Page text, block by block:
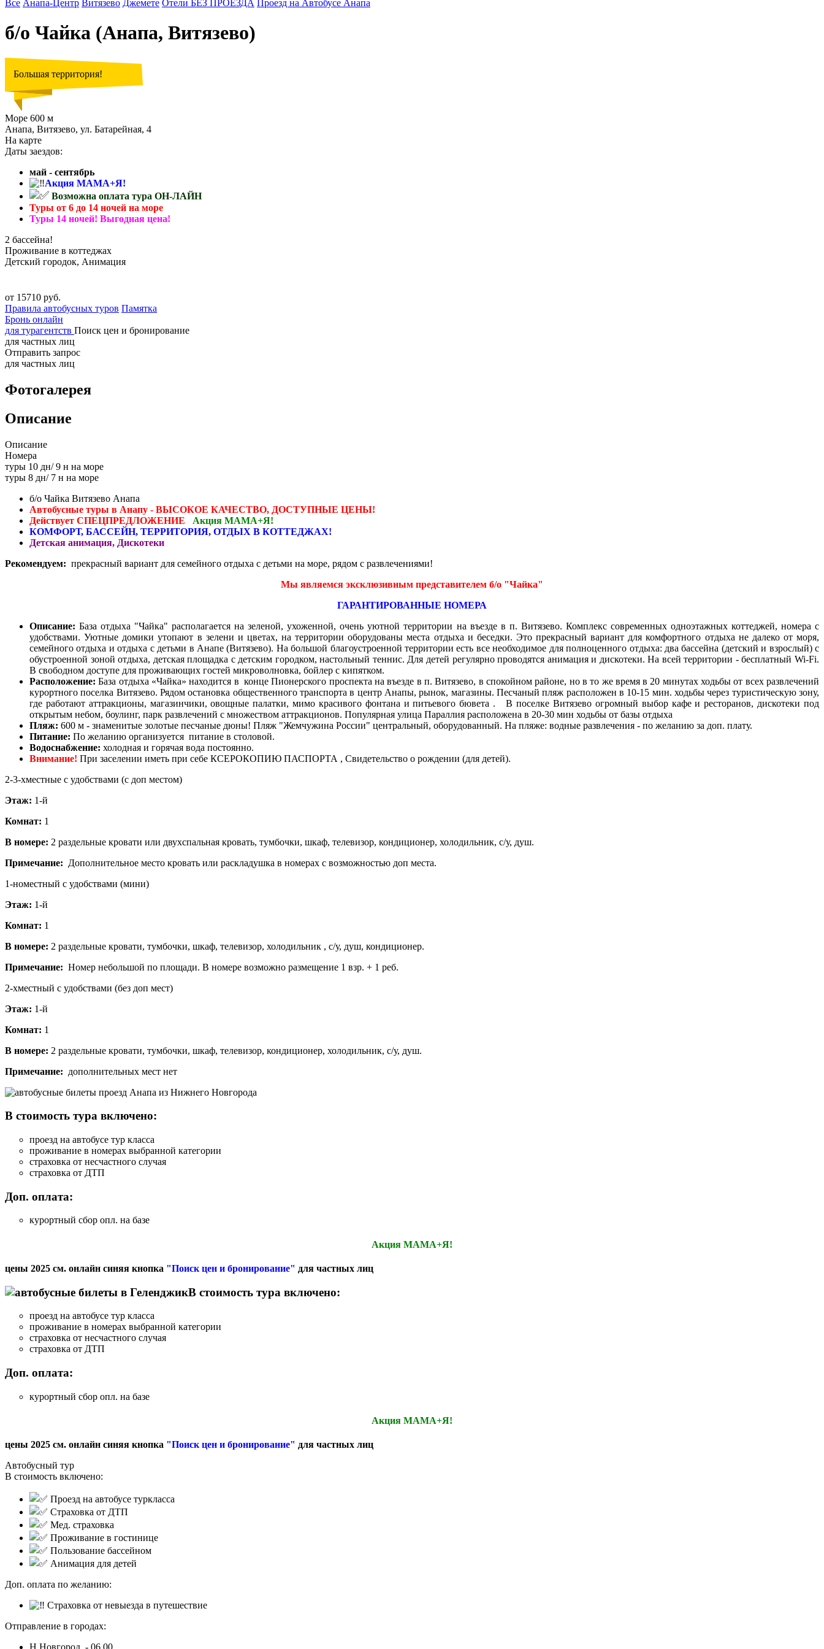
Все Анапа-Центр Витязево Джемете Отели БЕЗ ПРОЕЗДА Проезд на Автобусе Анапа
б/о Чайка (Анапа, Витязево)
Большая территория!
Море 600 м
Анапа, Витязево, ул. Батарейная, 4
На карте
Даты заездов:
май - сентябрь
Акция МАМА+Я!
Возможна оплата тура ОН-ЛАЙН
Туры от 6 до 14 ночей на море
Туры 14 ночей! Выгодная цена!
2 бассейна!
Проживание в коттеджах
Детский городок, Анимация
от 15710 руб.
Правила автобусных туров Памятка
Бронь онлайн
для турагентств Поиск цен и бронирование
для частных лиц
Отправить запрос
для частных лиц
Фотогалерея
Описание
Описание
Номера
туры 10 дн/ 9 н на море
туры 8 дн/ 7 н на море
б/о Чайка Витязево Анапа
Автобусные туры в Анапу - ВЫСОКОЕ КАЧЕСТВО, ДОСТУПНЫЕ ЦЕНЫ!
Действует СПЕЦПРЕДЛОЖЕНИЕ Акция МАМА+Я!
КОМФОРТ, БАССЕЙН, ТЕРРИТОРИЯ, ОТДЫХ В КОТТЕДЖАХ!
Детская анимация, Дискотеки
Рекомендуем: прекрасный вариант для семейного отдыха с детьми на море, рядом с развлечениями!
Мы являемся эксклюзивным представителем б/о "Чайка"
ГАРАНТИРОВАННЫЕ НОМЕРА
Описание: База отдыха "Чайка" располагается на зеленой, ухоженной, очень уютной территории на въезде в п. Витязево. Комплекс современных одноэтажных коттеджей, номера с
удобствами. Уютные домики утопают в зелени и цветах, на территории оборудованы места отдыха и беседки. Это прекрасный вариант для комфортного отдыха не далеко от моря,
семейного отдыха и отдыха с детьми в Анапе (Витязево). На большой благоустроенной территории есть все необходимое для полноценного отдыха: два бассейна (детский и взрослый) с
обустроенной зоной отдыха, детская площадка с детским городком, настольный теннис. Для детей регулярно проводятся анимация и дискотеки. На всей территории - бесплатный Wi-Fi.
В свободном доступе для проживающих гостей микроволновка, бойлер с кипятком.
Расположение:База отдыха «Чайка» находится в конце Пионерского проспекта на въезде в п. Витязево, в спокойном районе, но в то же время в 20 минутах ходьбы от всех развлечений
курортного поселка Витязево. Рядом остановка общественного транспорта в центр Анапы, рынок, магазины. Песчаный пляж расположен в 10-15 мин. ходьбы через туристическую зону,
где работают аттракционы, магазинчики, овощные палатки, мимо красивого фонтана и питьевого бювета . В поселке Витязево огромный выбор кафе и ресторанов, дискотеки под
открытым небом, боулинг, парк развлечений с множеством аттракционов. Популярная улица Параллия расположена в 20-30 мин ходьбы от базы отдыха
Пляж: 600 м - знаменитые золотые песчаные дюны! Пляж "Жемчужина России" центральный, оборудованный. На пляже: водные развлечения - по желанию за доп. плату.
Питание: По желанию организуется питание в столовой.
Водоснабжение: холодная и горячая вода постоянно.
Внимание! При заселении иметь при себе КСЕРОКОПИЮ ПАСПОРТА , Свидетельство о рождении (для детей).
2-3-хместные с удобствами (с доп местом)
Этаж: 1-й
Комнат: 1
В номере: 2 раздельные кровати или двухспальная кровать, тумбочки, шкаф, телевизор, кондиционер, холодильник, с/у, душ.
Примечание: Дополнительное место кровать или раскладушка в номерах с возможностью доп места.
1-номестный с удобствами (мини)
Этаж: 1-й
Комнат: 1
В номере: 2 раздельные кровати, тумбочки, шкаф, телевизор, холодильник , с/у, душ, кондиционер.
Примечание: Номер небольшой по площади. В номере возможно размещение 1 взр. + 1 реб.
2-хместный с удобствами (без доп мест)
Этаж: 1-й
Комнат: 1
В номере: 2 раздельные кровати, тумбочки, шкаф, телевизор, кондиционер, холодильник, с/у, душ.
Примечание: дополнительных мест нет
В стоимость тура включено:
проезд на автобусе тур класса
проживание в номерах выбранной категории
страховка от несчастного случая
страховка от ДТП
Доп. оплата:
курортный сбор опл. на базе
Акция МАМА+Я!
цены 2025 см. онлайн синяя кнопка "Поиск цен и бронирование" для частных лиц
В стоимость тура включено:
проезд на автобусе тур класса
проживание в номерах выбранной категории
страховка от несчастного случая
страховка от ДТП
Доп. оплата:
курортный сбор опл. на базе
Акция МАМА+Я!
цены 2025 см. онлайн синяя кнопка "Поиск цен и бронирование" для частных лиц
Автобусный тур
В стоимость включено:
Проезд на автобусе туркласса
Страховка от ДТП
Мед. страховка
Проживание в гостинице
Пользование бассейном
Анимация для детей
Доп. оплата по желанию:
Страховка от невыезда в путешествие
Отправление в городах: